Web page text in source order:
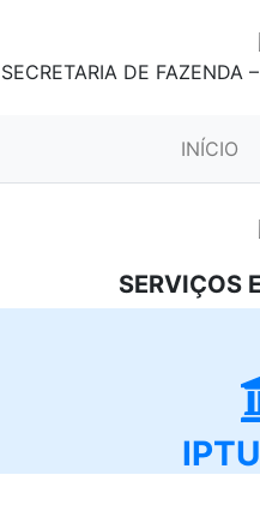
SECRETARIA DE FAZENDA
INÍCIO
SERVIÇOS